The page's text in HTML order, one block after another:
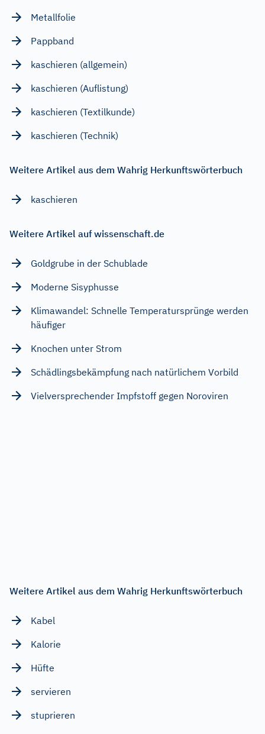
Metallfolie
Pappband
kaschieren (allgemein)
kaschieren (Auflistung)
kaschieren (Textilkunde)
kaschieren (Technik)
Weitere Artikel aus dem Wahrig Herkunftswörterbuch
kaschieren
Weitere Artikel auf wissenschaft.de
Goldgrube in der Schublade
Moderne Sisyphusse
Klimawandel: Schnelle Temperatursprünge werden
häufiger
Knochen unter Strom
Schädlingsbekämpfung nach natürlichem Vorbild
Vielversprechender Impfstoff gegen Noroviren
Weitere Artikel aus dem Wahrig Herkunftswörterbuch
Kabel
Kalorie
Hüfte
servieren
stuprieren